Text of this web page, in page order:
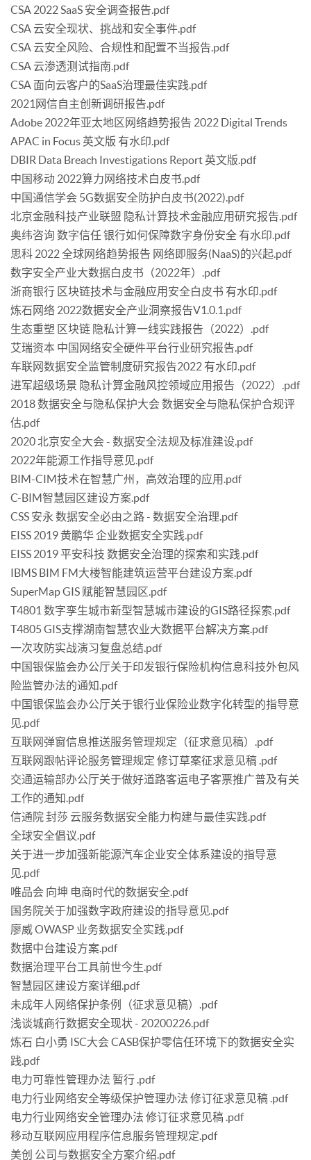
CSA 2022 SaaS 安全调查报告.pdf
CSA 云安全现状、挑战和安全事件.pdf
CSA 云安全风险、合规性和配置不当报告.pdf
CSA 云渗透测试指南.pdf
CSA 面向云客户的SaaS治理最佳实践.pdf
2021网信自主创新调研报告.pdf
Adobe 2022年亚太地区网络趋势报告 2022 Digital Trends
APAC in Focus 英文版 有水印.pdf
DBIR Data Breach Investigations Report 英文版.pdf
中国移动 2022算力网络技术白皮书.pdf
中国通信学会 5G数据安全防护白皮书(2022).pdf
北京金融科技产业联盟 隐私计算技术金融应用研究报告.pdf
奥纬咨询 数字信任 银行如何保障数字身份安全 有水印.pdf
思科 2022 全球网络趋势报告 网络即服务(NaaS)的兴起.pdf
数字安全产业大数据白皮书（2022年）.pdf
浙商银行 区块链技术与金融应用安全白皮书 有水印.pdf
炼石网络 2022数据安全产业洞察报告V1.0.1.pdf
生态重塑 区块链 隐私计算一线实践报告（2022）.pdf
艾瑞资本 中国网络安全硬件平台行业研究报告.pdf
车联网数据安全监管制度研究报告2022 有水印.pdf
进军超级场景 隐私计算金融风控领域应用报告（2022）.pdf
2018 数据安全与隐私保护大会 数据安全与隐私保护合规评
估.pdf
2020 北京安全大会 - 数据安全法规及标准建设.pdf
2022年能源工作指导意见.pdf
BIM-CIM技术在智慧广州，高效治理的应用.pdf
C-BIM智慧园区建设方案.pdf
CSS 安永 数据安全必由之路 - 数据安全治理.pdf
EISS 2019 黄鹏华 企业数据安全实践.pdf
EISS 2019 平安科技 数据安全治理的探索和实践.pdf
IBMS BIM FM大楼智能建筑运营平台建设方案.pdf
SuperMap GIS 赋能智慧园区.pdf
T4801 数字孪生城市新型智慧城市建设的GIS路径探索.pdf
T4805 GIS支撑湖南智慧农业大数据平台解决方案.pdf
一次攻防实战演习复盘总结.pdf
中国银保监会办公厅关于印发银行保险机构信息科技外包风
险监管办法的通知.pdf
中国银保监会办公厅关于银行业保险业数字化转型的指导意
见.pdf
互联网弹窗信息推送服务管理规定（征求意见稿）.pdf
互联网跟帖评论服务管理规定 修订草案征求意见稿 .pdf
交通运输部办公厅关于做好道路客运电子客票推广普及有关
工作的通知.pdf
信通院 封莎 云服务数据安全能力构建与最佳实践.pdf
全球安全倡议.pdf
关于进一步加强新能源汽车企业安全体系建设的指导意
见.pdf
唯品会 向坤 电商时代的数据安全.pdf
国务院关于加强数字政府建设的指导意见.pdf
廖威 OWASP 业务数据安全实践.pdf
数据中台建设方案.pdf
数据治理平台工具前世今生.pdf
智慧园区建设方案详细.pdf
未成年人网络保护条例（征求意见稿）.pdf
浅谈城商行数据安全现状 - 20200226.pdf
炼石 白小勇 ISC大会 CASB保护零信任环境下的数据安全实
践.pdf
电力可靠性管理办法 暂行 .pdf
电力行业网络安全等级保护管理办法 修订征求意见稿 .pdf
电力行业网络安全管理办法 修订征求意见稿 .pdf
移动互联网应用程序信息服务管理规定.pdf
美创 公司与数据安全方案介绍.pdf